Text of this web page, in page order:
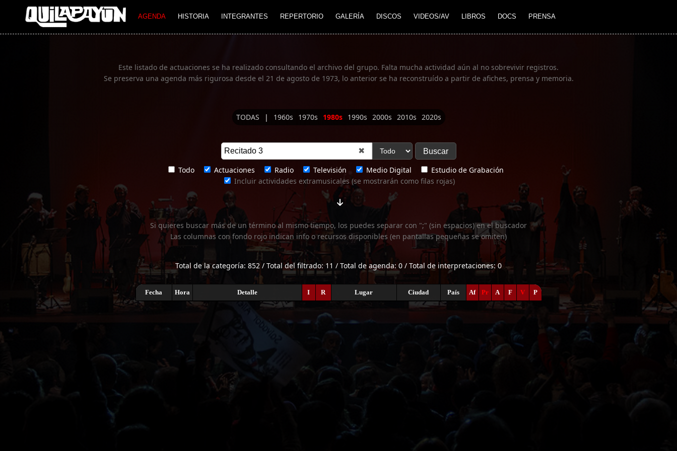
AGENDA HISTORIA INTEGRANTES REPERTORIO GALERÍA DISCOS VIDEOS/AV LIBROS DOCS PRENSA
Imagen 01
Este listado de actuaciones se ha realizado consultando el archivo del grupo. Falta mucha actividad aún al no sobrevivir registros.
Se preserva una agenda más rigurosa desde el 21 de agosto de 1973, lo anterior se ha reconstruído a partir de afiches, prensa y memoria.
TODAS | 1960s 1970s 1980s 1990s 2000s 2010s 2020s
✖
Todo Actuaciones Radio Televisión Medio Digital
Estudio de Grabación
Incluir actividades extramusicales (se mostrarán como filas rojas)
Si quieres buscar más de un término al mismo tiempo, los puedes separar con ";" (sin espacios) en el buscador
Las columnas con fondo rojo indican info o recursos disponibles (en pantallas pequeñas se omiten)
Total de la categoría: 852 / Total del filtrado: 11 / Total de agenda: 0 / Total de interpretaciones: 0
Fecha Hora Detalle I R Lugar Ciudad País Af Pr A F V P